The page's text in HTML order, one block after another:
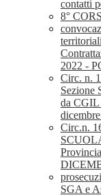
contatti
8°
2022 -
Circ. n.
Sezione
da CGIL
Circ.n.
SGA e